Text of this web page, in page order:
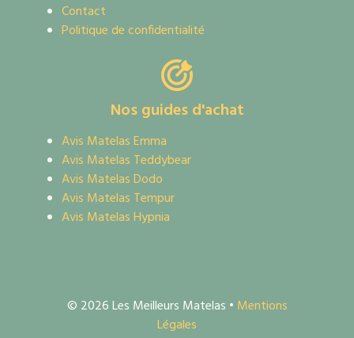
Contact
Politique de confidentialité
Nos guides d'achat
Avis Matelas Emma
Avis Matelas Teddybear
Avis Matelas Dodo
Avis Matelas Tempur
Avis Matelas Hypnia
© 2026 Les Meilleurs Matelas • Mentions
Légales